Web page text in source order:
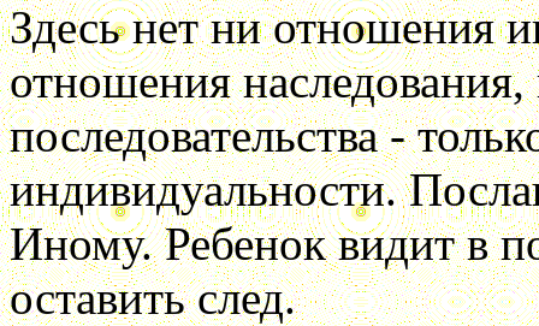
Здесь нет ни отношения
отношения
последовательства -
индивидуальности.
Иному. Ребенок видит в
оставить след.